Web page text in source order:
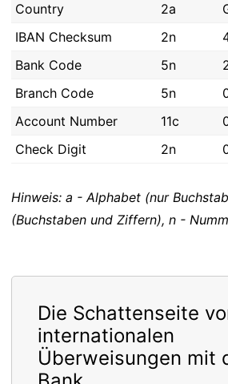
Country
2a
IBAN Checksum
2n
Bank Code
5n
Branch Code
5n
Account Number
11c
Check Digit
2n
Hinweis: a - Alphabet (nur
(Buchstaben und Ziffern), n -
Die Schattenseite
internationalen
Überweisungen mit